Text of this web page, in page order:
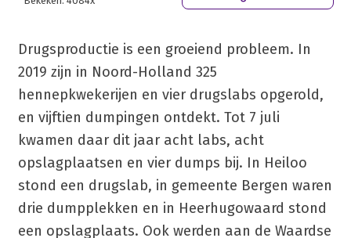
Drugsproductie is een groeiend probleem. In
2019 zijn in Noord-Holland 325
hennepkwekerijen en vier drugslabs opgerold,
en vijftien dumpingen ontdekt. Tot 7 juli
kwamen daar dit jaar acht labs, acht
opslagplaatsen en vier dumps bij. In Heiloo
stond een drugslab, in gemeente Bergen waren
drie dumpplekken en in Heerhugowaard stond
een opslagplaats. Ook werden aan de Waardse